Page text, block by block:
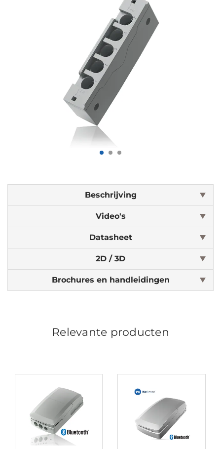
Beschrijving
Video's
Datasheet
2D / 3D
Brochures en handleidingen
Relevante producten